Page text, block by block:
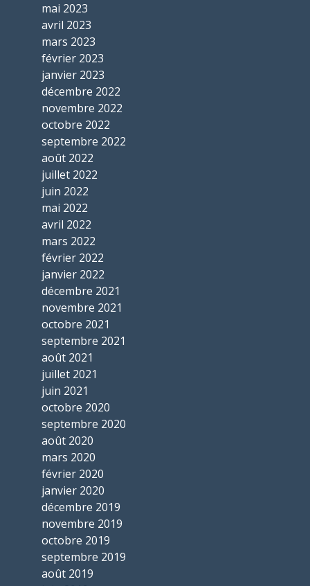
mai 2023
avril 2023
mars 2023
février 2023
janvier 2023
décembre 2022
novembre 2022
octobre 2022
septembre 2022
août 2022
juillet 2022
juin 2022
mai 2022
avril 2022
mars 2022
février 2022
janvier 2022
décembre 2021
novembre 2021
octobre 2021
septembre 2021
août 2021
juillet 2021
juin 2021
octobre 2020
septembre 2020
août 2020
mars 2020
février 2020
janvier 2020
décembre 2019
novembre 2019
octobre 2019
septembre 2019
août 2019